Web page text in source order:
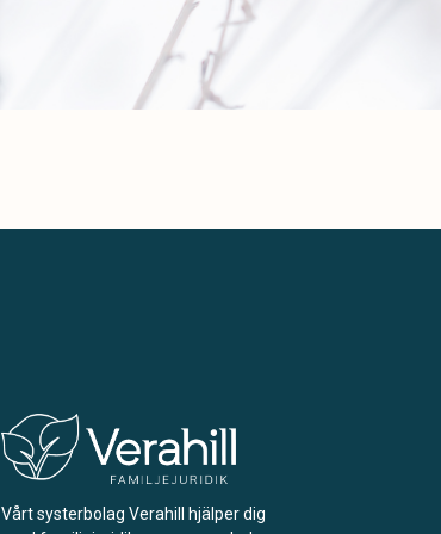
Vårt systerbolag Verahill hjälper dig